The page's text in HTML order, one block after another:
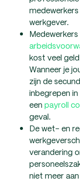
werkgever.
kost veel
Wanneer je
zijn de
inbegrepen
een payroll
geval.
De wet- en
verandering
niet meer